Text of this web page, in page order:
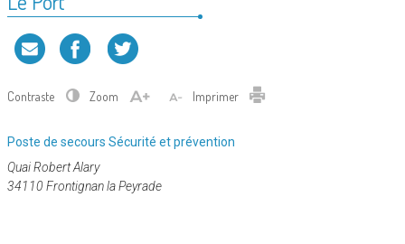
Contraste Zoom Imprimer
Catégorie
Poste de secours Sécurité et prévention
Quai Robert Alary
34110 Frontignan la Peyrade